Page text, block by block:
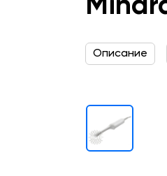
Описание